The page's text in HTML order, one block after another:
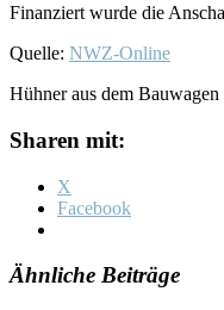
Finanziert wurde die
Quelle: NWZ-Online
Hühner aus dem Bauwagen
Sharen mit:
X
Facebook
Ähnliche Beiträge